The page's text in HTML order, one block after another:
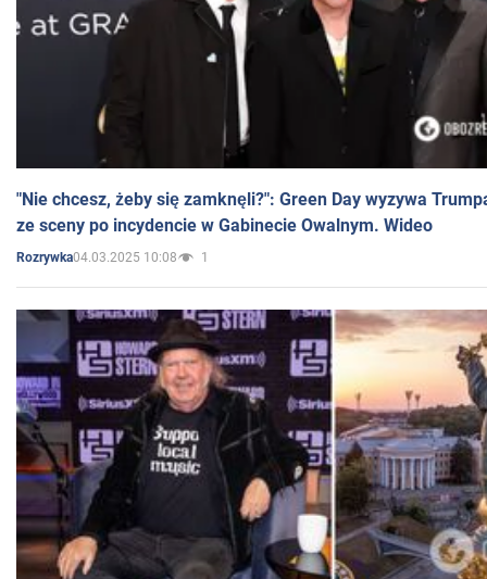
"Nie chcesz, żeby się zamknęli?": Green Day wyzywa
ze sceny po incydencie w Gabinecie Owalnym. Wideo
Rozrywka04.03.2025 10:08 1